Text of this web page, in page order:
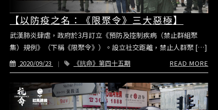
【以防疫之名：《限聚令》三大惡極】
武漢肺炎肆虐，政府於3月訂立《預防及控制疾病（禁止群組聚
集）規例》（下稱《限聚令》）。設立社交距離，禁止人群聚 […]
2020/09/23 《抗命》第四十五期 READ MORE